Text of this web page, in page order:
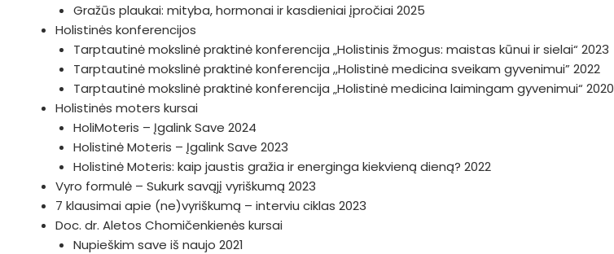
Gražūs plaukai: mityba, hormonai ir kasdieniai įpročiai 2025
Holistinės konferencijos
Tarptautinė mokslinė praktinė konferencija „Holistinis žmogus: maistas kūnui ir sielai“ 2023
Tarptautinė mokslinė praktinė konferencija ,,Holistinė medicina sveikam gyvenimui” 2022
Tarptautinė mokslinė praktinė konferencija „Holistinė medicina laimingam gyvenimui“ 2020
Holistinės moters kursai
HoliMoteris – Įgalink Save 2024
Holistinė Moteris – Įgalink Save 2023
Holistinė Moteris: kaip jaustis gražia ir energinga kiekvieną dieną? 2022
Vyro formulė – Sukurk savąjį vyriškumą 2023
7 klausimai apie (ne)vyriškumą – interviu ciklas 2023
Doc. dr. Aletos Chomičenkienės kursai
Nupieškim save iš naujo 2021